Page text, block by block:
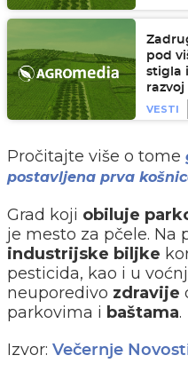
pod
stigla
razvoj
VESTI
Pročitajte više o tome
postavljena prva
Grad koji obiluje
je mesto za pčele. Na
industrijske biljke
pesticida, kao i u
neuporedivo zdravije
parkovima i baštama.
Izvor: Večernje